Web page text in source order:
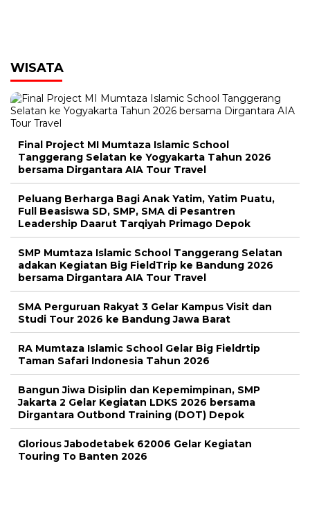
WISATA
Final Project MI Mumtaza Islamic School
Tanggerang Selatan ke Yogyakarta Tahun 2026
bersama Dirgantara AIA Tour Travel
Peluang Berharga Bagi Anak Yatim, Yatim Puatu,
Full Beasiswa SD, SMP, SMA di Pesantren
Leadership Daarut Tarqiyah Primago Depok
SMP Mumtaza Islamic School Tanggerang Selatan
adakan Kegiatan Big FieldTrip ke Bandung 2026
bersama Dirgantara AIA Tour Travel
SMA Perguruan Rakyat 3 Gelar Kampus Visit dan
Studi Tour 2026 ke Bandung Jawa Barat
RA Mumtaza Islamic School Gelar Big Fieldrtip
Taman Safari Indonesia Tahun 2026
Bangun Jiwa Disiplin dan Kepemimpinan, SMP
Jakarta 2 Gelar Kegiatan LDKS 2026 bersama
Dirgantara Outbond Training (DOT) Depok
Glorious Jabodetabek 62006 Gelar Kegiatan
Touring To Banten 2026